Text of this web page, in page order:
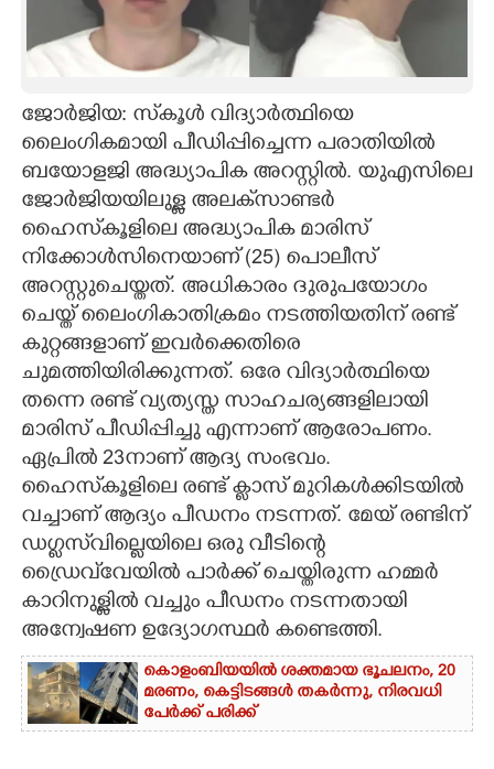
CARTOONS
LITERATURE
ZOOM
CONTACT US
ജോർജിയ: സ്‌കൂൾ വിദ്യാർത്ഥിയെ
ലൈംഗികമായി പീഡിപ്പിച്ചെന്ന പരാതിയിൽ
ബയോളജി അദ്ധ്യാപിക അറസ്റ്റിൽ. യുഎസിലെ
ജോർജിയയിലുള്ള അലക്‌സാണ്ടർ
ഹൈസ്‌കൂളിലെ അദ്ധ്യാപിക മാരിസ്
നിക്കോൾസിനെയാണ് (25) പൊലീസ്
അറസ്റ്റുചെയ്തത്. അധികാരം ദുരുപ‌യോഗം
ചെയ്ത് ലൈംഗികാതിക്രമം നടത്തിയതിന് രണ്ട്
കുറ്റങ്ങളാണ് ഇവർക്കെതിരെ
ചുമത്തിയിരിക്കുന്നത്. ഒരേ വിദ്യാർത്ഥിയെ
തന്നെ രണ്ട് വ്യത്യസ്ത സാഹചര്യങ്ങളിലായി
മാരിസ് പീഡിപ്പിച്ചു എന്നാണ് ആരോപണം.
ഏപ്രിൽ 23നാണ് ആദ്യ സംഭവം.
ഹൈസ്‌കൂളിലെ രണ്ട് ക്ലാസ് മുറികൾക്കിടയിൽ
വച്ചാണ് ആദ്യം പീഡനം നടന്നത്. മേയ് രണ്ടിന്
ഡഗ്ലസ്‌വില്ലെയിലെ ഒരു വീടിന്റെ
ഡ്രൈവ്‌വേയിൽ പാർക്ക് ചെയ്തിരുന്ന ഹമ്മർ
കാറിനുള്ളിൽ വച്ചും പീഡനം നടന്നതായി
അന്വേഷണ ഉദ്യോഗസ്ഥർ കണ്ടെത്തി.
കൊളംബിയയിൽ ശക്തമായ ഭൂചലനം,​ 20
മരണം,​ കെട്ടിടങ്ങൾ തകർന്നു,​ നിരവധി
പേർക്ക് പരിക്ക്